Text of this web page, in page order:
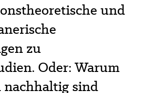
und
zu
Oder: Warum
nachhaltig sind